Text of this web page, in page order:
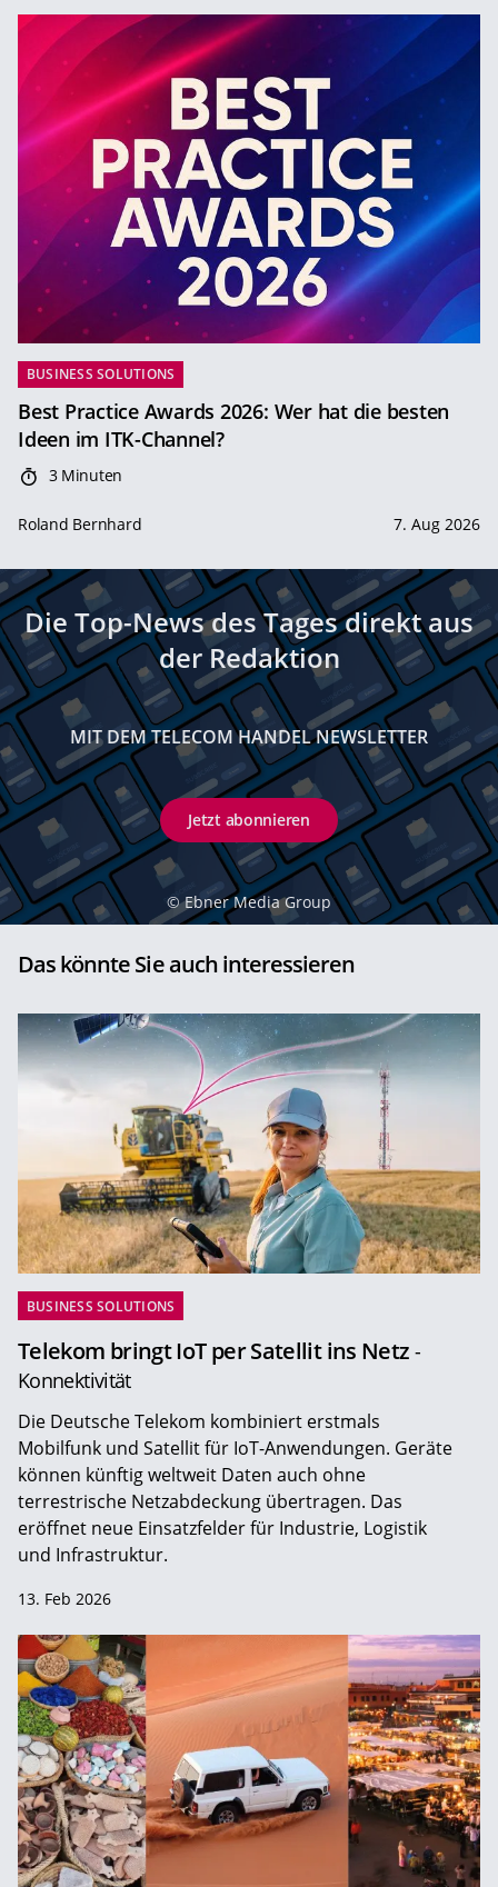
BUSINESS SOLUTIONS
Best Practice Awards 2026: Wer hat die besten
Ideen im ITK-Channel?
3 Minuten
Roland Bernhard 7. Aug 2026
Die Top-News des Tages direkt aus
der Redaktion
MIT DEM TELECOM HANDEL NEWSLETTER
Jetzt abonnieren
© Ebner Media Group
Das könnte Sie auch interessieren
BUSINESS SOLUTIONS
Telekom bringt IoT per Satellit ins Netz -
Konnektivität
Die Deutsche Telekom kombiniert erstmals
Mobilfunk und Satellit für IoT-Anwendungen. Geräte
können künftig weltweit Daten auch ohne
terrestrische Netzabdeckung übertragen. Das
eröffnet neue Einsatzfelder für Industrie, Logistik
und Infrastruktur.
13. Feb 2026